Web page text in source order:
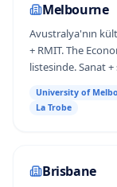
Melbourne
Avustralya'nın
+ RMIT. The
listesinde. Sanat
University of
La Trobe
Brisbane